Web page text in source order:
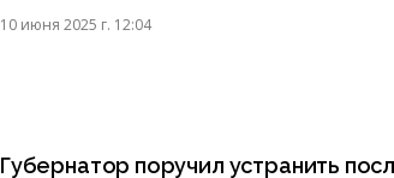
10 июня 2025 г. 12:04
Губернатор поручил устранить